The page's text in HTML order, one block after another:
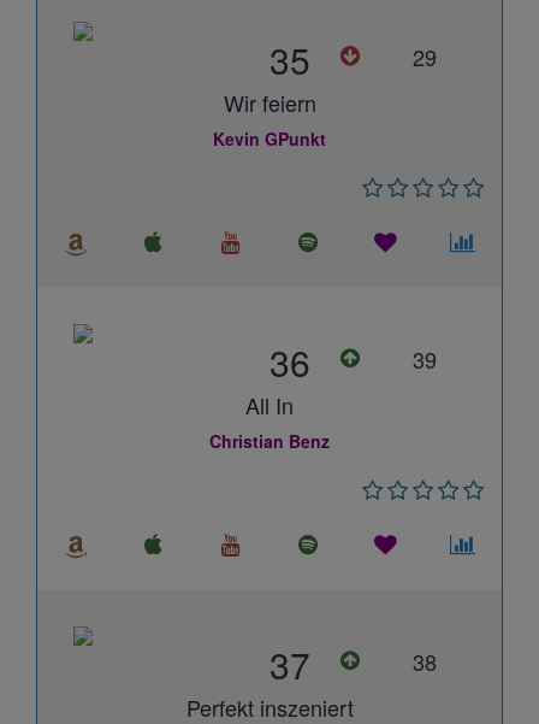
35
29
Wir feiern
Kevin GPunkt
36
39
All In
Christian Benz
37
38
Perfekt inszeniert